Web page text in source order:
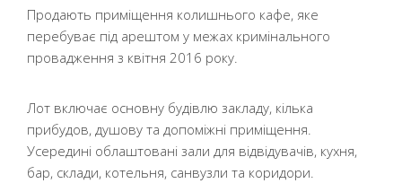
Продають приміщення колишнього кафе, яке
перебуває під арештом у межах кримінального
провадження з квітня 2016 року.
Лот включає основну будівлю закладу, кілька
прибудов, душову та допоміжні приміщення.
Усередині облаштовані зали для відвідувачів, кухня,
бар, склади, котельня, санвузли та коридори.